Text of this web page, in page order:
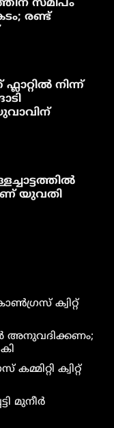
സമീപം
രണ്ട്
നിന്ന്
യുവതി
ക്വിറ്റ്
അനുവദിക്കണം;
ക്വിറ്റ്
മുനീർ